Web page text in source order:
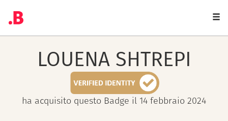
LOUENA SHTREPI
ha acquisito questo Badge il 14 febbraio 2024